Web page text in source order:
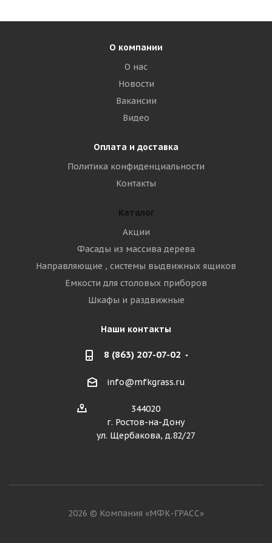
О компании
О нас
Новости
Вакансии
Видео
Оплата и доставка
Политика конфиденциальности
Контакты
Каталог
Акции
Фасады из массива дерева
Направляющие , системы выдвижных ящиков
Емкости для столовых приборов
Шкафы и раздвижные
Наши контакты
8 (863) 207-07-02
info@mfkgrass.ru
344020
г. Ростов-на-Дону
ул. Щербакова, д.82/27
2026 © Компания «МФК-ГРАСС»